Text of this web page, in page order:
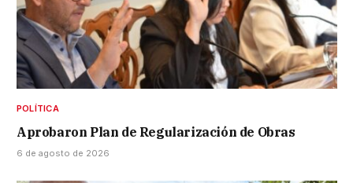
POLÍTICA
Aprobaron Plan de Regularización de Obras
6 de agosto de 2026